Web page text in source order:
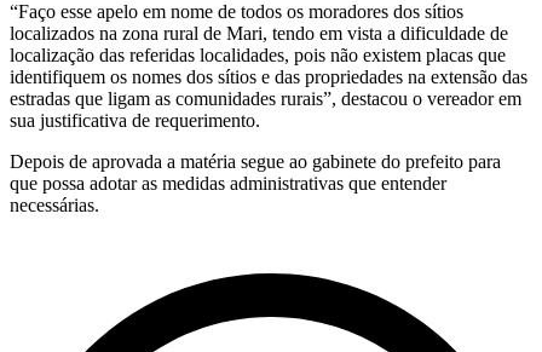
“Faço esse apelo em nome de todos os moradores dos sítios
localizados na zona rural de Mari, tendo em vista a dificuldade de
localização das referidas localidades, pois não existem placas que
identifiquem os nomes dos sítios e das propriedades na extensão das
estradas que ligam as comunidades rurais”, destacou o vereador em
sua justificativa de requerimento.
Depois de aprovada a matéria segue ao gabinete do prefeito para
que possa adotar as medidas administrativas que entender
necessárias.